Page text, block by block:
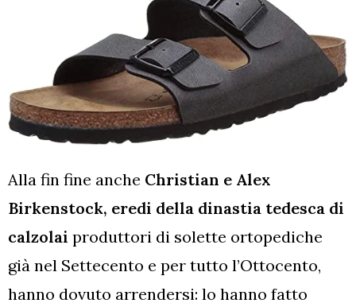
Alla fin fine anche Christian e Alex
Birkenstock, eredi della dinastia tedesca di
calzolai produttori di solette ortopediche
già nel Settecento e per tutto l’Ottocento,
hanno dovuto arrendersi: lo hanno fatto